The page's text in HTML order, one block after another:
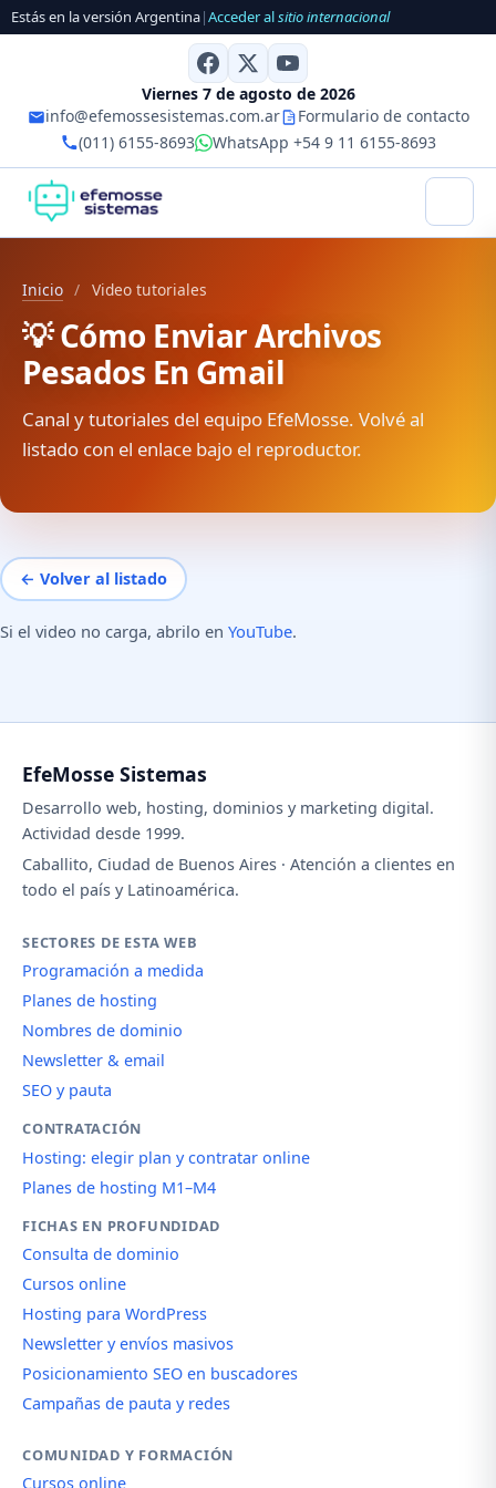
Estás en la versión Argentina|Acceder alsitio internacional
Viernes 7 de agosto de 2026
info@efemossesistemas.com.ar
Formulario de contacto
(011) 6155-8693
WhatsApp +54 9 11 6155-8693
Inicio / Video tutoriales
💡 Cómo Enviar Archivos
Pesados En Gmail
Canal y tutoriales del equipo EfeMosse. Volvé al
listado con el enlace bajo el reproductor.
← Volver al listado
Si el video no carga, abrilo en YouTube.
EfeMosse Sistemas
Desarrollo web, hosting, dominios y marketing digital.
Actividad desde 1999.
Caballito, Ciudad de Buenos Aires · Atención a clientes en
todo el país y Latinoamérica.
SECTORES DE ESTA WEB
Programación a medida
Planes de hosting
Nombres de dominio
Newsletter & email
SEO y pauta
CONTRATACIÓN
Hosting: elegir plan y contratar online
Planes de hosting M1–M4
FICHAS EN PROFUNDIDAD
Consulta de dominio
Cursos online
Hosting para WordPress
Newsletter y envíos masivos
Posicionamiento SEO en buscadores
Campañas de pauta y redes
COMUNIDAD Y FORMACIÓN
Cursos online